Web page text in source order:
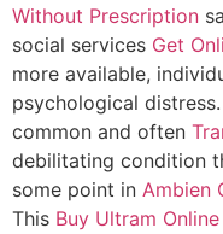
Without Prescription
social services Get
more available,
psychological
common and often
debilitating condition
some point in Ambien
This Buy Ultram Online